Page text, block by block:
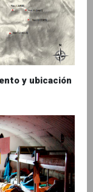
y ubicación